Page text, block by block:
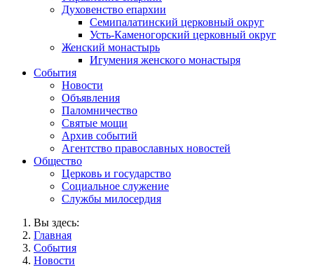
Духовенство епархии
Семипалатинский церковный округ
Усть-Каменогорский церковный округ
Женский монастырь
Игумения женского монастыря
События
Новости
Объявления
Паломничество
Святые мощи
Архив событий
Агентство православных новостей
Общество
Церковь и государство
Социальное служение
Службы милосердия
Вы здесь:
Главная
События
Новости